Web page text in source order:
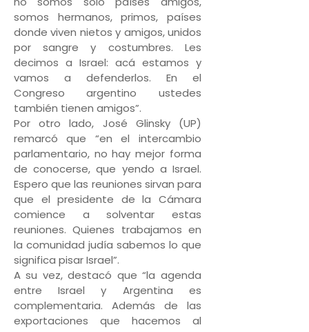
somos hermanos, primos, países
donde viven nietos y amigos, unidos
por sangre y costumbres. Les
decimos a Israel: acá estamos y
vamos a defenderlos. En el
Congreso argentino ustedes
también tienen amigos”.
Por otro lado, José Glinsky (UP)
remarcó que “en el intercambio
parlamentario, no hay mejor forma
de conocerse, que yendo a Israel.
Espero que las reuniones sirvan para
que el presidente de la Cámara
comience a solventar estas
reuniones. Quienes trabajamos en
la comunidad judía sabemos lo que
significa pisar Israel”.
A su vez, destacó que “la agenda
entre Israel y Argentina es
complementaria. Además de las
exportaciones que hacemos al